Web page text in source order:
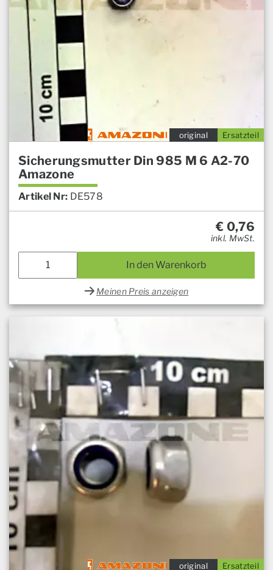
Ersatzteil
original
Sicherungsmutter Din 985 M 6 A2-70
Amazone
Artikel Nr: DE578
€ 0,76
inkl. MwSt.
In den Warenkorb
Meinen Preis anzeigen
Ersatzteil
original